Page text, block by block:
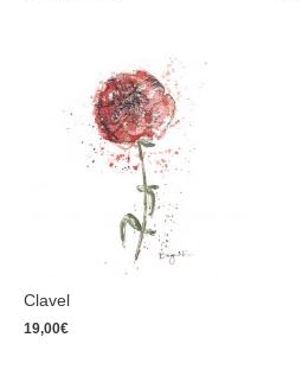
Clavel
19,00€